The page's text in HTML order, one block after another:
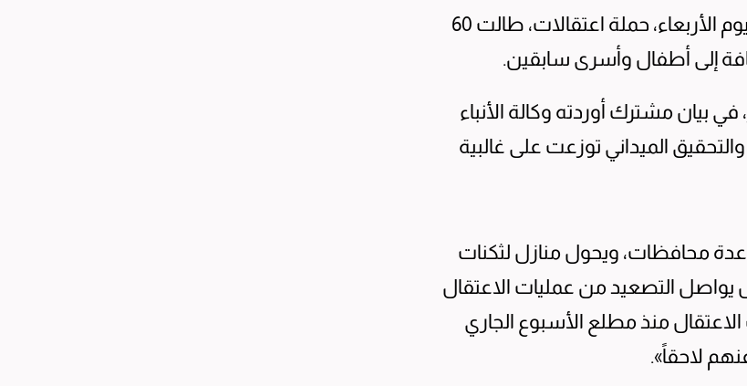
شنت قوات الاحتلال، منذ مساء أمس، وحتى صباح اليوم الأربعاء، حملة اعتقالات، طالت 60
إلى أطفال وأسرى سابقين.
بيان مشترك أوردته وكالة الأنباء
الميداني توزعت على غالبية
عدة محافظات، ويحول منازل لثكنات
يواصل التصعيد من عمليات الاعتقال
منذ مطلع الأسبوع الجاري